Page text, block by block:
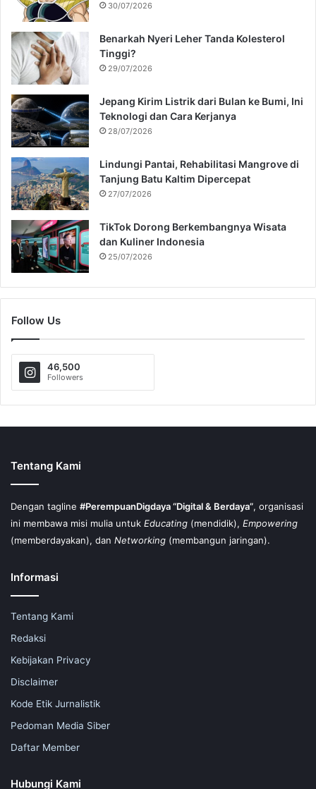
30/07/2026
Benarkah Nyeri Leher Tanda Kolesterol
Tinggi?
29/07/2026
Jepang Kirim Listrik dari Bulan ke Bumi, Ini
Teknologi dan Cara Kerjanya
28/07/2026
Lindungi Pantai, Rehabilitasi Mangrove di
Tanjung Batu Kaltim Dipercepat
27/07/2026
TikTok Dorong Berkembangnya Wisata
dan Kuliner Indonesia
25/07/2026
Follow Us
46,500
Followers
Tentang Kami
Dengan tagline #PerempuanDigdaya “Digital & Berdaya”, organisasi
ini membawa misi mulia untuk Educating (mendidik), Empowering
(memberdayakan), dan Networking (membangun jaringan).
Informasi
Tentang Kami
Redaksi
Kebijakan Privacy
Disclaimer
Kode Etik Jurnalistik
Pedoman Media Siber
Daftar Member
Hubungi Kami